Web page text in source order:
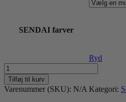
SENDAI farver
Ryd
SENDAI
sengetæppe
-
stone
Tilføj til kurv
Varenummer (SKU): N/A Kategori: